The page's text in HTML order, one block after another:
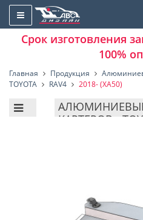
Срок изготовления
100%
Главная Продукция
TOYOTA
RAV4 2018- (XA50)
КАРТЕРОВ -